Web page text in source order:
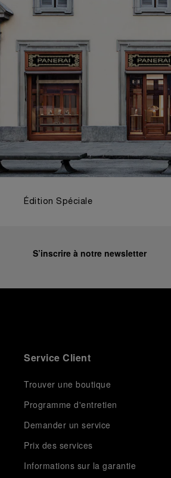
Édition Spéciale
S’inscrire à notre newsletter
Service Client
Trouver une boutique
Programme d'entretien
Demander un service
Prix des services
Informations sur la garantie